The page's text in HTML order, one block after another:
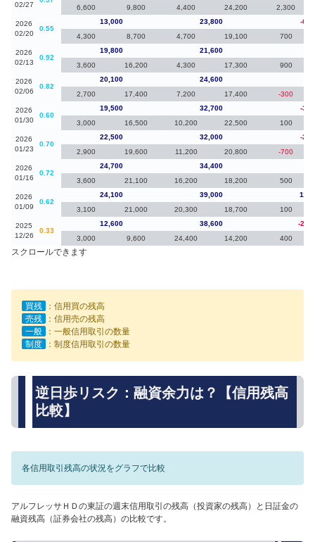
02/27
6,600
9,800 4,400 24,200 2,300
2026
02/20
0.55
13,000 23,800
-
4,300
8,700 4,700 19,100 700
2026
02/13
0.92
19,800 21,600
3,600
16,200 4,300 17,300 900
2026
02/06
0.82
20,100 24,600
2,700
17,400 7,200 17,400 -300
2026
01/30
0.60
19,500 32,700
-
3,000
16,500 10,200 22,500 100
2026
01/23
0.70
22,500 32,000
-
2,900
19,600 11,200 20,800 -700
2026
01/16
0.72
24,700 34,400
3,600
21,100 16,200 18,200 500
2026
01/09
0.62
24,100 39,000
3,100
21,000 20,300 18,700 100
2025
12/26
0.33
12,600 38,600
-
3,000
9,600 24,400 14,200 400
スクロールできます
買残
：信用買の残高
売残
：信用売の残高
一般
：一般信用取引の数量
制度
：制度信用取引の数量
逆日歩リスク：融資余力は？【信用残高
比較】
各信用取引残高の状況をグラフで比較
アルフレッサＨＤの東証の週末信用取引の残高（投資家の残高）と日証金の
融資残高（証券会社の残高）の比較です。